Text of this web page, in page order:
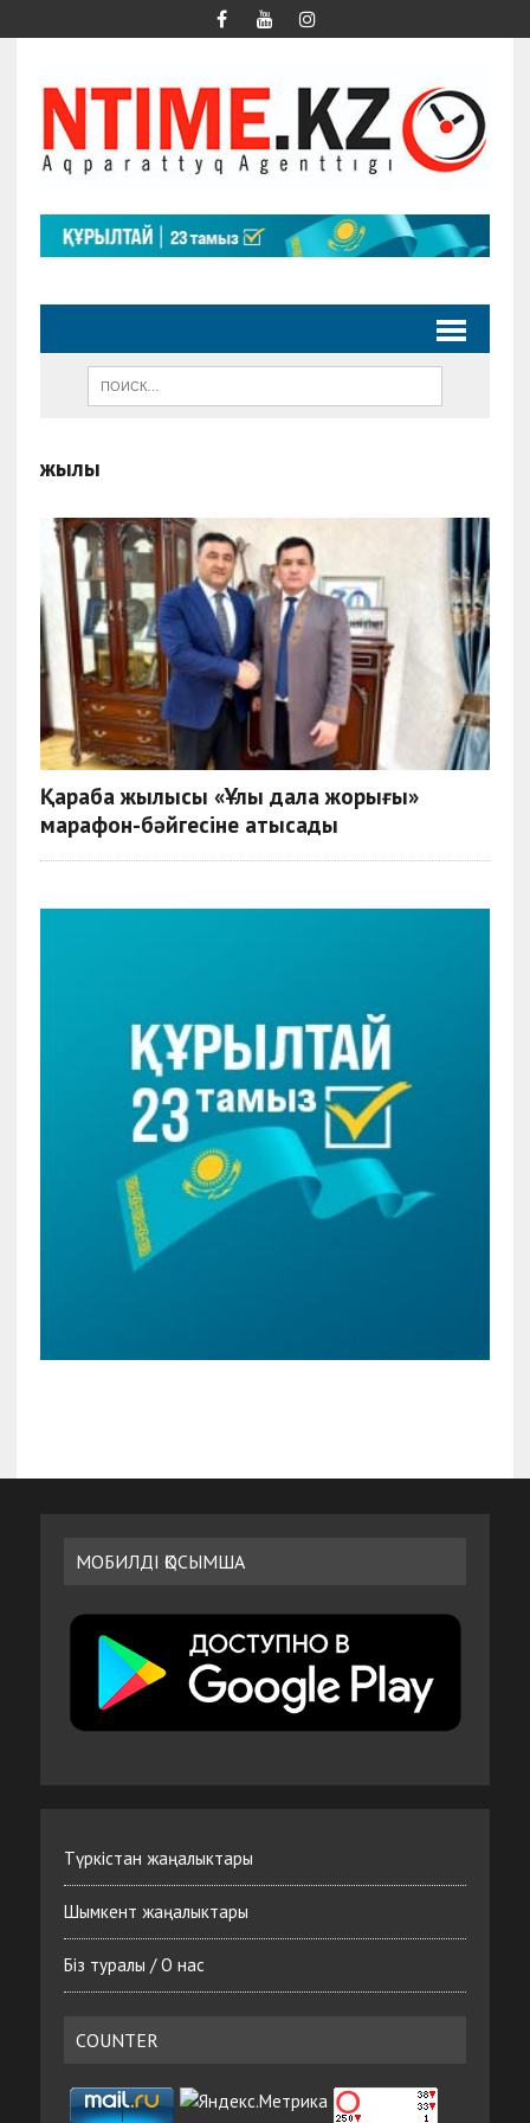
жылқы
Қарабақ жылқысы «Ұлы дала жорығы»
марафон-бәйгесіне қатысады
МОБИЛДІ ҚОСЫМША
Түркістан жаңалыктары
Шымкент жаңалыктары
Біз туралы / О нас
COUNTER